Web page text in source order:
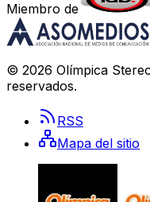
Miembro de
© 2026 Olímpica
reservados.
RSS
Mapa del sitio